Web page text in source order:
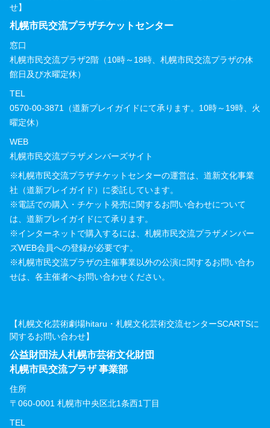
せ】
札幌市民交流プラザチケットセンター
窓口
札幌市民交流プラザ2階（10時～18時、札幌市民交流プラザの休
館日及び水曜定休）
TEL
0570-00-3871（道新プレイガイドにて承ります。10時～19時、火
曜定休）
WEB
札幌市民交流プラザメンバーズサイト
※札幌市民交流プラザチケットセンターの運営は、道新文化事業
社（道新プレイガイド）に委託しています。
※電話での購入・チケット発売に関するお問い合わせについて
は、道新プレイガイドにて承ります。
※インターネットで購入するには、札幌市民交流プラザメンバー
ズWEB会員への登録が必要です。
※札幌市民交流プラザの主催事業以外の公演に関するお問い合わ
せは、各主催者へお問い合わせください。
【札幌文化芸術劇場hitaru・札幌文化芸術交流センターSCARTSに
関するお問い合わせ】
公益財団法人札幌市芸術文化財団
札幌市民交流プラザ 事業部
住所
〒060-0001 札幌市中央区北1条西1丁目
TEL